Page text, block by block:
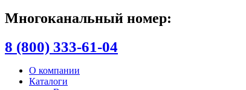
Многоканальный номер:
8 (800) 333-61-04
О компании
Каталоги